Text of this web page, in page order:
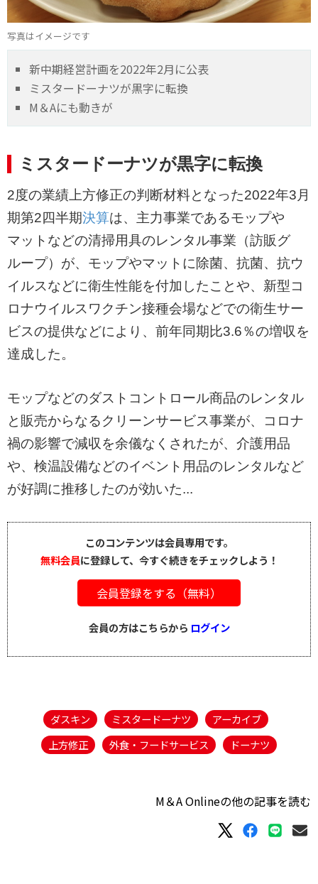
写真はイメージです
新中期経営計画を2022年2月に公表
ミスタードーナツが黒字に転換
M＆Aにも動きが
ミスタードーナツが黒字に転換
2度の業績上方修正の判断材料となった2022年3月
期第2四半期決算は、主力事業であるモップや
マットなどの清掃用具のレンタル事業（訪販グ
ループ）が、モップやマットに除菌、抗菌、抗ウ
イルスなどに衛生性能を付加したことや、新型コ
ロナウイルスワクチン接種会場などでの衛生サー
ビスの提供などにより、前年同期比3.6％の増収を
達成した。
モップなどのダストコントロール商品のレンタル
と販売からなるクリーンサービス事業が、コロナ
禍の影響で減収を余儀なくされたが、介護用品
や、検温設備などのイベント用品のレンタルなど
が好調に推移したのが効いた...
このコンテンツは会員専用です。
無料会員に登録して、今すぐ続きをチェックしよう！
会員登録をする（無料）
会員の方はこちらから ログイン
ダスキン ミスタードーナツ
アーカイブ
上方修正
外食・フードサービス ドーナツ
M＆A Onlineの他の記事を読む